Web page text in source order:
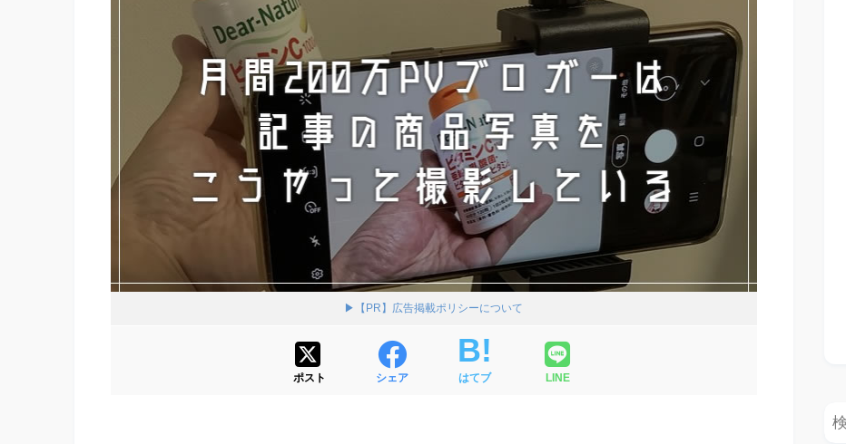
▶【PR】広告掲載ポリシーについて
ポスト シェア はてブ LINE